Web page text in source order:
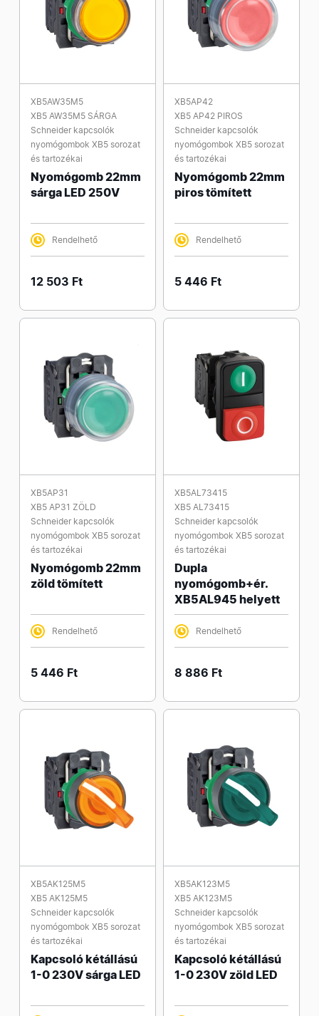
XB5AW35M5
XB5 AW35M5 SÁRGA
Schneider kapcsolók
nyomógombok XB5 sorozat
és tartozékai
Nyomógomb 22mm
sárga LED 250V
Rendelhető
12 503 Ft
XB5AP42
XB5 AP42 PIROS
Schneider kapcsolók
nyomógombok XB5 sorozat
és tartozékai
Nyomógomb 22mm
piros tömített
Rendelhető
5 446 Ft
XB5AP31
XB5 AP31 ZÖLD
Schneider kapcsolók
nyomógombok XB5 sorozat
és tartozékai
Nyomógomb 22mm
zöld tömített
Rendelhető
5 446 Ft
XB5AL73415
XB5 AL73415
Schneider kapcsolók
nyomógombok XB5 sorozat
és tartozékai
Dupla
nyomógomb+ér.
XB5AL945 helyett
Rendelhető
8 886 Ft
XB5AK125M5
XB5 AK125M5
Schneider kapcsolók
nyomógombok XB5 sorozat
és tartozékai
Kapcsoló kétállású
1-0 230V sárga LED
XB5AK123M5
XB5 AK123M5
Schneider kapcsolók
nyomógombok XB5 sorozat
és tartozékai
Kapcsoló kétállású
1-0 230V zöld LED